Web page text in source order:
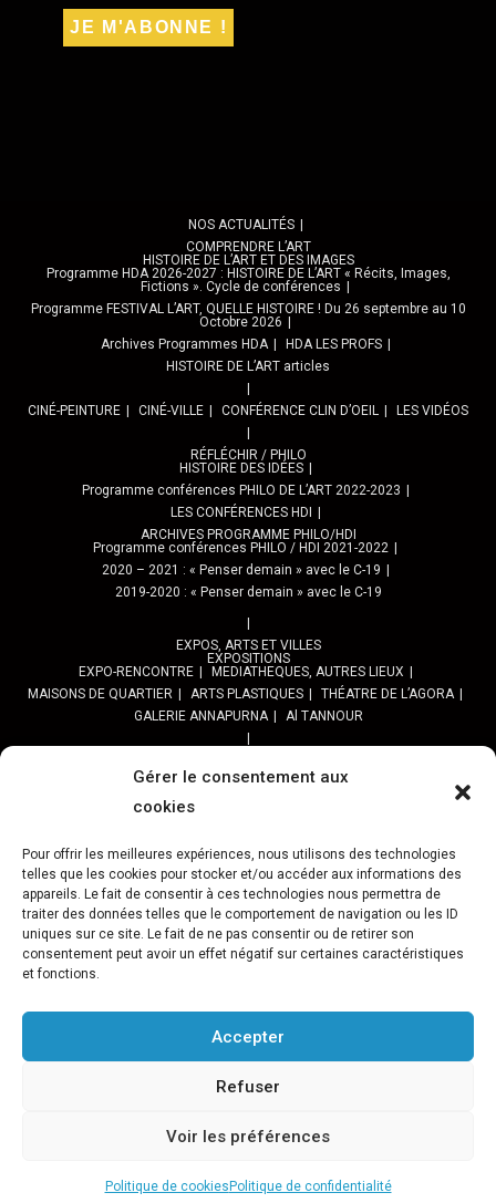
Gérer le consentement aux
cookies
Pour offrir les meilleures expériences, nous utilisons des technologies
telles que les cookies pour stocker et/ou accéder aux informations des
appareils. Le fait de consentir à ces technologies nous permettra de
traiter des données telles que le comportement de navigation ou les ID
uniques sur ce site. Le fait de ne pas consentir ou de retirer son
consentement peut avoir un effet négatif sur certaines caractéristiques
et fonctions.
Accepter
Refuser
Voir les préférences
Politique de cookies Politique de confidentialité
NOS ACTUALITÉS
COMPRENDRE L’ART
HISTOIRE DE L’ART ET DES IMAGES
Programme HDA 2026-2027 : HISTOIRE DE L’ART « Récits, Images,
Fictions ». Cycle de conférences
Programme FESTIVAL L’ART, QUELLE HISTOIRE ! Du 26 septembre au 10
Octobre 2026
Archives Programmes HDA
HDA LES PROFS
HISTOIRE DE L’ART articles
CINÉ-PEINTURE CINÉ-VILLE CONFÉRENCE CLIN D’OEIL LES VIDÉOS
RÉFLÉCHIR / PHILO
HISTOIRE DES IDÉES
Programme conférences PHILO DE L’ART 2022-2023
LES CONFÉRENCES HDI
ARCHIVES PROGRAMME PHILO/HDI
Programme conférences PHILO / HDI 2021-2022
2020 – 2021 : « Penser demain » avec le C-19
2019-2020 : « Penser demain » avec le C-19
EXPOS, ARTS ET VILLES
EXPOSITIONS
EXPO-RENCONTRE
MEDIATHEQUES, AUTRES LIEUX
MAISONS DE QUARTIER
ARTS PLASTIQUES
THÉATRE DE L’AGORA
GALERIE ANNAPURNA
Al TANNOUR
PPROGRAMME DES BALADES URBAINES 2025
Programme SORTIES URBAN SKETCHER 2024-2025 :
Archives URBAN SKETCHERS ESSONNE
ATELIERS CULTURELS STREET ART JEU URBAIN « JeSuisMaVille »
L’ASSOCIATION
Gâteau d’Evry-C.
Retour sur 15 ans d’actions Préfigurations
FESTIVAL VILLES &TOILES-programme 2024
L’AGENDA Évènements
Copyright Association Préfigurations - 2014-2026